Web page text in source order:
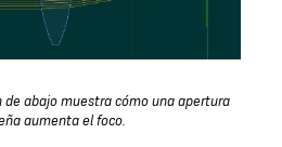
de abajo muestra cómo una apertura
aumenta el foco.